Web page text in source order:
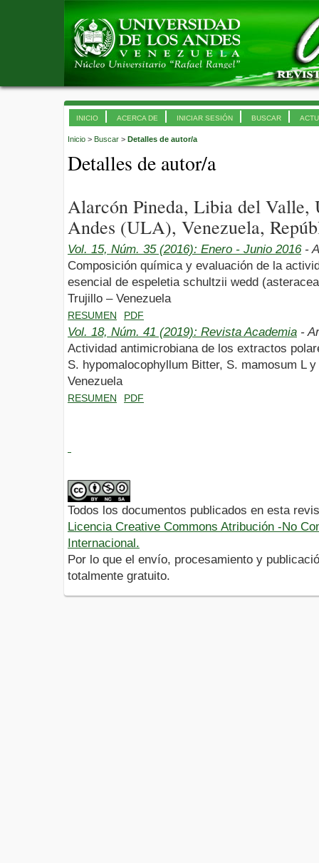
INICIO ACERCA DE INICIAR SESIÓN BUSCAR
Inicio > Buscar > Detalles de autor/a
Detalles de autor/a
Alarcón Pineda, Libia del Valle,
Andes (ULA), Venezuela,
Vol. 15, Núm. 35 (2016): Enero - Junio 2016-
Composición química y evaluación de la
esencial de espeletia schultzii wedd
Trujillo – Venezuela
RESUMEN PDF
Vol. 18, Núm. 41 (2019): Revista Academia -
Actividad antimicrobiana de los extractos
S. hypomalocophyllum Bitter, S. mamosum L
Venezuela
RESUMEN PDF
Todos los documentos publicados en esta
Licencia Creative Commons Atribución -No
Internacional.
Por lo que el envío, procesamiento y
totalmente gratuito.